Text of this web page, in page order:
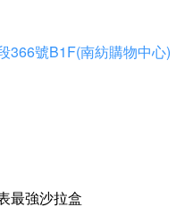
366號B1F(南紡購物中心)
最強沙拉盒